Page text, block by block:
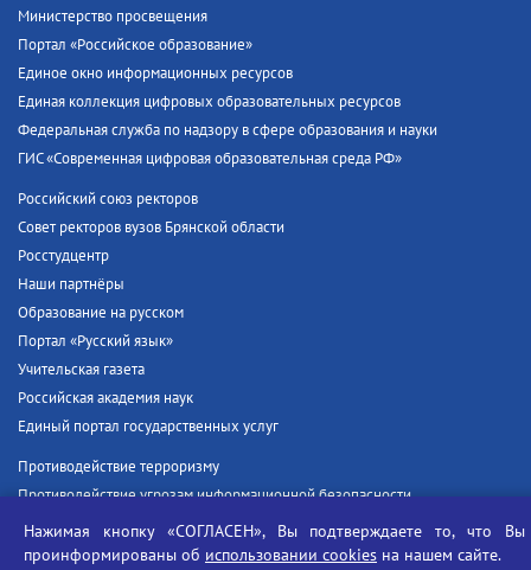
Министерство просвещения
Портал «Российское образование»
Единое окно информационных ресурсов
Единая коллекция цифровых образовательных ресурсов
Федеральная служба по надзору в сфере образования и науки
ГИС «Современная цифровая образовательная среда РФ»
Российский союз ректоров
Совет ректоров вузов Брянской области
Росстудцентр
Наши партнёры
Образование на русском
Портал «Русский язык»
Учительская газета
Российская академия наук
Единый портал государственных услуг
Противодействие терроризму
Противодействие угрозам информационной безопасности
Социальные ролики - Генеральная прокуратура РФ
Противодействие коррупции
Нажимая кнопку «СОГЛАСЕН», Вы подтверждаете то, что Вы
проинформированы об использовании cookies на нашем сайте.